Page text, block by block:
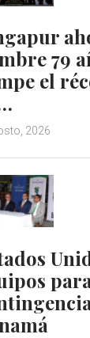
79
el
2026